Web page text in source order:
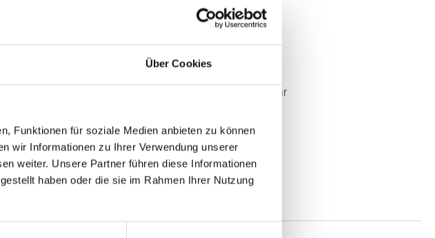
Über Cookies
Funktionen für soziale Medien anbieten zu können
wir Informationen zu Ihrer Verwendung unserer
weiter. Unsere Partner führen diese Informationen
haben oder die sie im Rahmen Ihrer Nutzung
CSE-113TQ-563CB
Hersteller:
SUPERMICRO
Nicht lagernd
Nicht mehr verfügbar
Preis auf Anfrage